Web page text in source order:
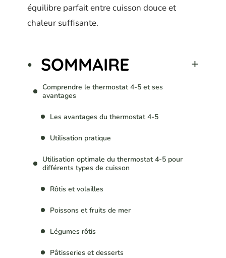
équilibre parfait entre cuisson douce et
chaleur suffisante.
SOMMAIRE
Comprendre le thermostat 4-5 et ses
avantages
Les avantages du thermostat 4-5
Utilisation pratique
Utilisation optimale du thermostat 4-5 pour
différents types de cuisson
Rôtis et volailles
Poissons et fruits de mer
Légumes rôtis
Pâtisseries et desserts